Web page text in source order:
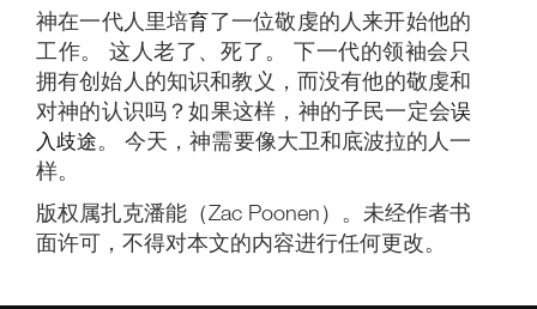
神在一代人里培育了一位敬虔的人来开始他的
工作。 这人老了、死了。 下一代的领袖会只
拥有创始人的知识和教义，而没有他的敬虔和
对神的认识吗？如果这样，神的子民一定会误
入歧途。 今天，神需要像大卫和底波拉的人一
样。
版权属扎克潘能（Zac Poonen）。未经作者书
面许可，不得对本文的内容进行任何更改。